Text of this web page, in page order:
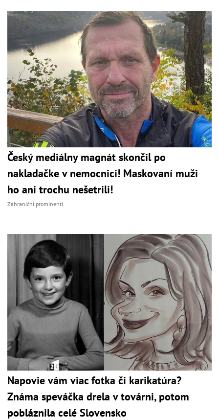
Český mediálny magnát skončil po
nakladačke v nemocnici! Maskovaní muži
ho ani trochu nešetrili!
Zahraniční prominenti
Napovie vám viac fotka či karikatúra?
Známa speváčka drela v továrni, potom
pobláznila celé Slovensko